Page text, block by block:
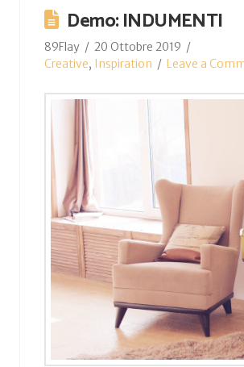
Demo: INDUMENTI
89Flay
20 Ottobre 2019
Creative, Inspiration Leave a